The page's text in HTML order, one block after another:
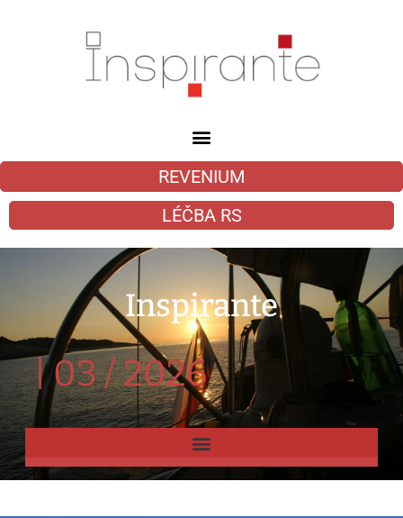
REVENIUM
LÉČBA RS
Inspirante
|03 / 2026